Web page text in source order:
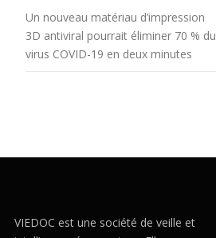
Un nouveau matériau d’impression
3D antiviral pourrait éliminer 70 % du
virus COVID-19 en deux minutes
VIEDOC est une société de veille et